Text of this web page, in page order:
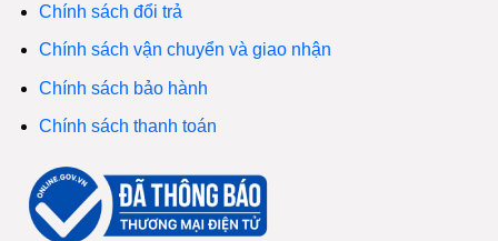
Chính sách đổi trả
Chính sách vận chuyển và giao nhận
Chính sách bảo hành
Chính sách thanh toán